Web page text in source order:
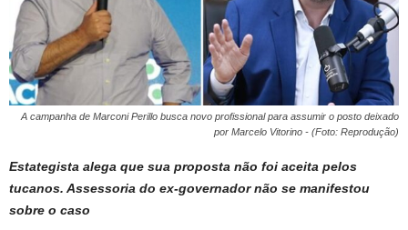
A campanha de Marconi Perillo busca novo profissional para assumir o posto deixado
por Marcelo Vitorino - (Foto: Reprodução)
Estategista alega que sua proposta não foi aceita pelos
tucanos. Assessoria do ex-governador não se manifestou
sobre o caso